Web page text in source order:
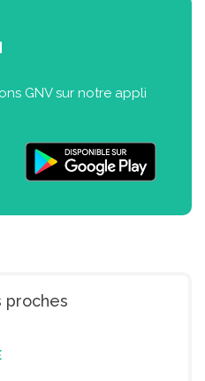
GNV sur notre appli
proches